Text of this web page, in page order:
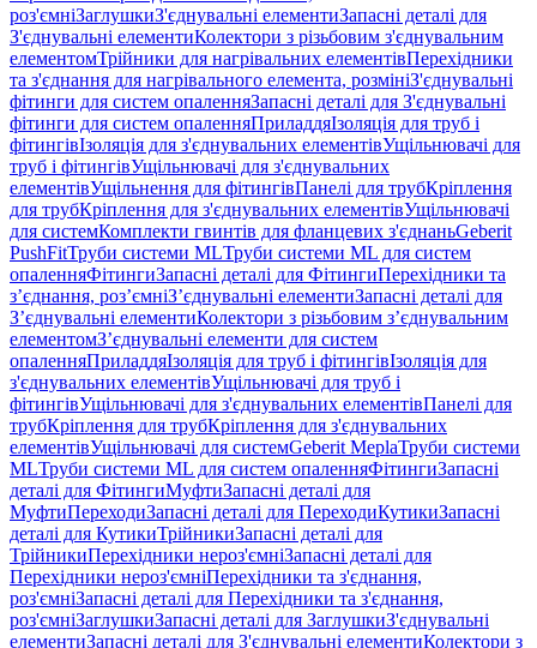
роз'ємніЗаглушкиЗ'єднувальні елементиЗапасні деталі для
З'єднувальні елементиКолектори з різьбовим з'єднувальним
елементомТрійники для нагрівальних елементівПерехідники
та з'єднання для нагрівального елемента, розмініЗ'єднувальні
фітинги для систем опаленняЗапасні деталі для З'єднувальні
фітинги для систем опаленняПриладдяІзоляція для труб і
фітингівІзоляція для з'єднувальних елементівУщільнювачі для
труб і фітингівУщільнювачі для з'єднувальних
елементівУщільнення для фітингівПанелі для трубКріплення
для трубКріплення для з'єднувальних елементівУщільнювачі
для системКомплекти гвинтів для фланцевих з'єднаньGeberit
PushFitТруби системи MLТруби системи ML для систем
опаленняФітингиЗапасні деталі для ФітингиПерехідники та
з’єднання, роз’ємніЗ’єднувальні елементиЗапасні деталі для
З’єднувальні елементиКолектори з різьбовим з’єднувальним
елементомЗ’єднувальні елементи для систем
опаленняПриладдяІзоляція для труб і фітингівІзоляція для
з'єднувальних елементівУщільнювачі для труб і
фітингівУщільнювачі для з'єднувальних елементівПанелі для
трубКріплення для трубКріплення для з'єднувальних
елементівУщільнювачі для системGeberit MeplaТруби системи
MLТруби системи ML для систем опаленняФітингиЗапасні
деталі для ФітингиМуфтиЗапасні деталі для
МуфтиПереходиЗапасні деталі для ПереходиКутикиЗапасні
деталі для КутикиТрійникиЗапасні деталі для
ТрійникиПерехідники нероз'ємніЗапасні деталі для
Перехідники нероз'ємніПерехідники та з'єднання,
роз'ємніЗапасні деталі для Перехідники та з'єднання,
роз'ємніЗаглушкиЗапасні деталі для ЗаглушкиЗ'єднувальні
елементиЗапасні деталі для З'єднувальні елементиКолектори з